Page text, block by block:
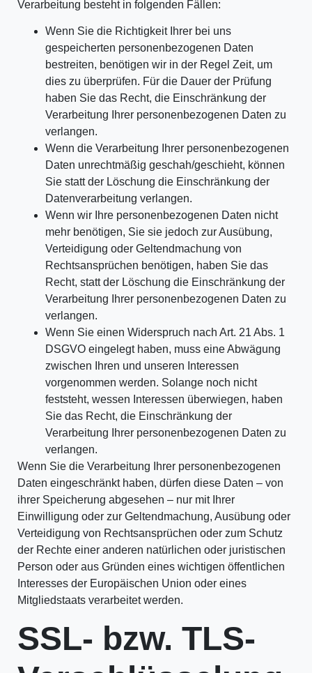
Verarbeitung besteht in folgenden Fällen:
Wenn Sie die Richtigkeit Ihrer bei uns
gespeicherten personenbezogenen Daten
bestreiten, benötigen wir in der Regel Zeit, um
dies zu überprüfen. Für die Dauer der Prüfung
haben Sie das Recht, die Einschränkung der
Verarbeitung Ihrer personenbezogenen Daten zu
verlangen.
Wenn die Verarbeitung Ihrer personenbezogenen
Daten unrechtmäßig geschah/geschieht, können
Sie statt der Löschung die Einschränkung der
Datenverarbeitung verlangen.
Wenn wir Ihre personenbezogenen Daten nicht
mehr benötigen, Sie sie jedoch zur Ausübung,
Verteidigung oder Geltendmachung von
Rechtsansprüchen benötigen, haben Sie das
Recht, statt der Löschung die Einschränkung der
Verarbeitung Ihrer personenbezogenen Daten zu
verlangen.
Wenn Sie einen Widerspruch nach Art. 21 Abs. 1
DSGVO eingelegt haben, muss eine Abwägung
zwischen Ihren und unseren Interessen
vorgenommen werden. Solange noch nicht
feststeht, wessen Interessen überwiegen, haben
Sie das Recht, die Einschränkung der
Verarbeitung Ihrer personenbezogenen Daten zu
verlangen.
Wenn Sie die Verarbeitung Ihrer personenbezogenen
Daten eingeschränkt haben, dürfen diese Daten – von
ihrer Speicherung abgesehen – nur mit Ihrer
Einwilligung oder zur Geltendmachung, Ausübung oder
Verteidigung von Rechtsansprüchen oder zum Schutz
der Rechte einer anderen natürlichen oder juristischen
Person oder aus Gründen eines wichtigen öffentlichen
Interesses der Europäischen Union oder eines
Mitgliedstaats verarbeitet werden.
SSL- bzw. TLS-